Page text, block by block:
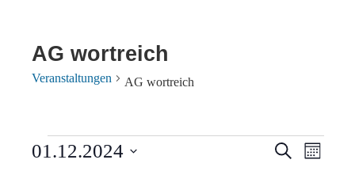
AG wortreich
Veranstaltungen AG wortreich
Veranstaltungen SucheMonat
01.12.2024